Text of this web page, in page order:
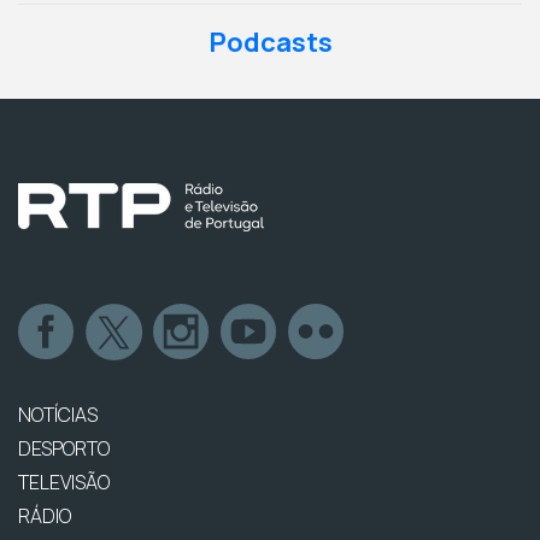
Podcasts
NOTÍCIAS
DESPORTO
TELEVISÃO
RÁDIO